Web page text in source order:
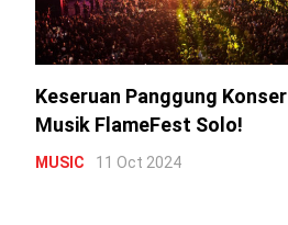
Keseruan Panggung Konser
Musik FlameFest Solo!
MUSIC 11 Oct 2024